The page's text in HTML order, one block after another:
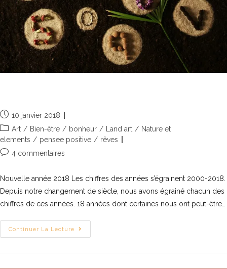
10 janvier 2018
Art / Bien-être / bonheur / Land art / Nature et
elements / pensee positive / rêves
4 commentaires
Nouvelle année 2018 Les chiffres des années s’égrainent 2000-2018.
Depuis notre changement de siècle, nous avons égrainé chacun des
chiffres de ces années. 18 années dont certaines nous ont peut-être…
Continuer La Lecture